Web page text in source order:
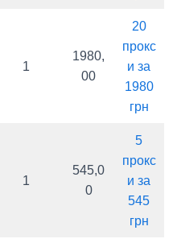
1
1980,
00
20
прокс
и за
1980
грн
1
545,0
0
5
прокс
и за
545
грн